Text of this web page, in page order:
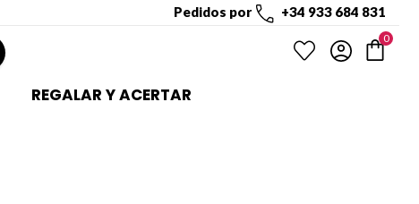
Pedidos por +34 933 684 831
0
REGALAR Y ACERTAR